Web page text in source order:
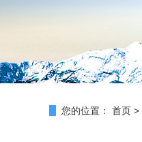
您的位置： 首页 >